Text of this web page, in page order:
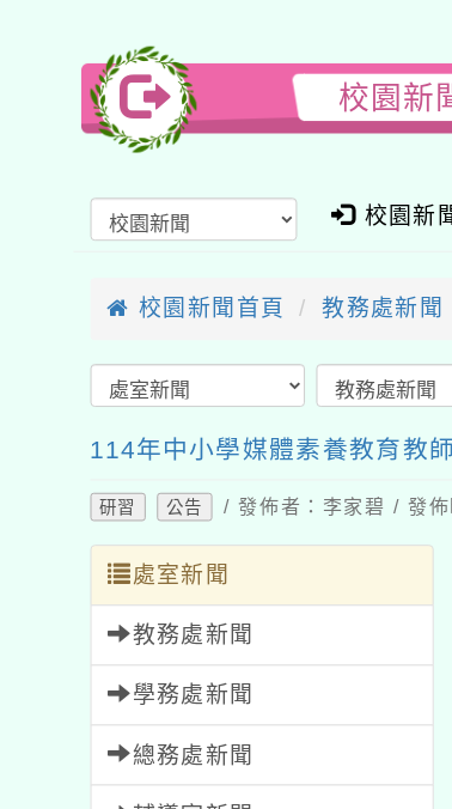
校園新
校園新
校園新聞首頁 教務處新聞
114年中小學媒體素養教育教
研習 公告 / 發佈者：李家碧 / 發
處室新聞
教務處新聞
學務處新聞
總務處新聞